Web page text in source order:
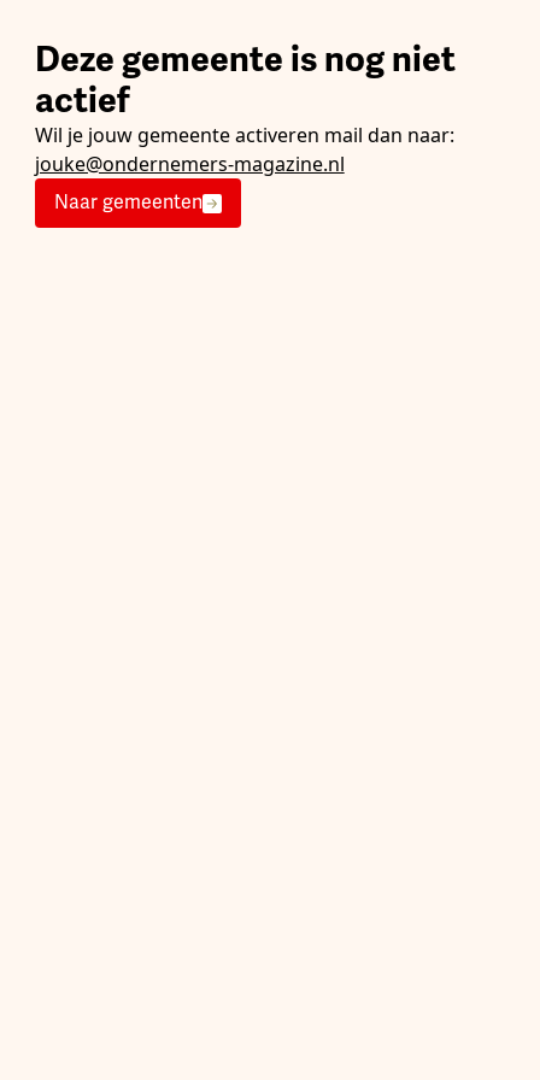
Deze gemeente is nog niet
actief
Wil je jouw gemeente activeren mail dan naar:
jouke@ondernemers-magazine.nl
Naar gemeenten